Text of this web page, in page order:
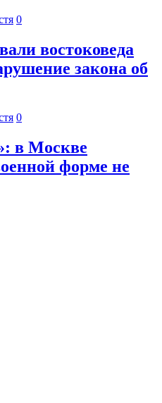
0
востоковеда
закона об
0
в Москве
форме не